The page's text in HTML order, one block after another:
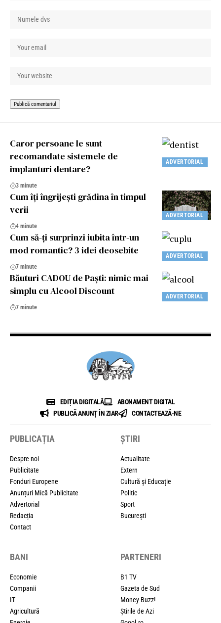
ADVERTORIAL
Caror persoane le sunt
recomandate sistemele de
implanturi dentare?
3 minute
ADVERTORIAL
Cum îți îngrijești grădina în timpul
verii
4 minute
ADVERTORIAL
Cum să-ți surprinzi iubita într-un
mod romantic? 3 idei deosebite
7 minute
ADVERTORIAL
Băuturi CADOU de Paști: nimic mai
simplu cu Alcool Discount
7 minute
EDIȚIA DIGITALĂ
ABONAMENT DIGITAL
PUBLICĂ ANUNȚ ÎN ZIAR
CONTACTEAZĂ-NE
PUBLICAȚIA
Despre noi
Publicitate
Fonduri Europene
Anunțuri Mică Publicitate
Advertorial
Redacția
Contact
ȘTIRI
Actualitate
Extern
Cultură și Educație
Politic
Sport
București
BANI
Economie
Companii
IT
Agricultură
PARTENERI
B1 TV
Gazeta de Sud
Money Buzz!
Știrile de Azi